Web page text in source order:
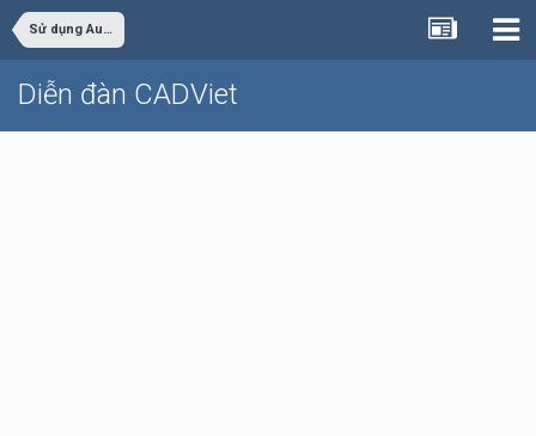
Sử dụng AutoCAD
Diễn đàn CADViet